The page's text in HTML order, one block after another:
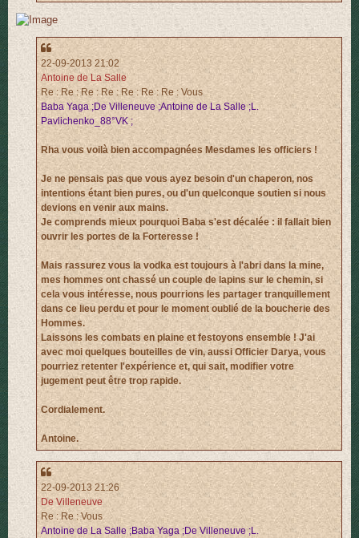
22-09-2013 21:02
Antoine de La Salle
Re : Re : Re : Re : Re : Re : Re : Vous
Baba Yaga ;De Villeneuve ;Antoine de La Salle ;L.
Pavlichenko_88°VK ;
Rha vous voilà bien accompagnées Mesdames les officiers !
Je ne pensais pas que vous ayez besoin d'un chaperon, nos
intentions étant bien pures, ou d'un quelconque soutien si nous
devions en venir aux mains.
Je comprends mieux pourquoi Baba s'est décalée : il fallait bien
ouvrir les portes de la Forteresse !
Mais rassurez vous la vodka est toujours à l'abri dans la mine,
mes hommes ont chassé un couple de lapins sur le chemin, si
cela vous intéresse, nous pourrions les partager tranquillement
dans ce lieu perdu et pour le moment oublié de la boucherie des
Hommes.
Laissons les combats en plaine et festoyons ensemble ! J'ai
avec moi quelques bouteilles de vin, aussi Officier Darya, vous
pourriez retenter l'expérience et, qui sait, modifier votre
jugement peut être trop rapide.
Cordialement.
Antoine.
22-09-2013 21:26
De Villeneuve
Re : Re : Vous
Antoine de La Salle ;Baba Yaga ;De Villeneuve ;L.